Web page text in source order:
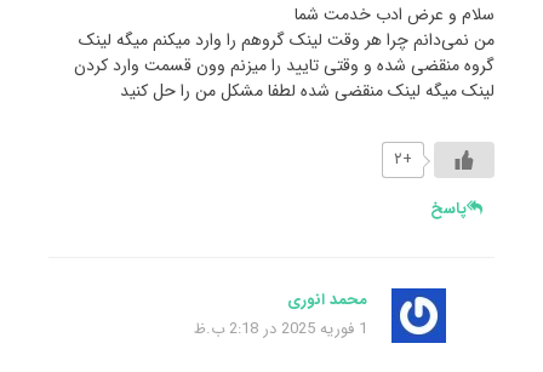
سلام و عرض ادب خدمت شما
من نمی‌دانم چرا هر وقت لینک گروهم را وارد میکنم میگه لینک
گروه منقضی شده و وقتی تایید را میزنم وون قسمت وارد کردن
لینک میگه لینک منقضی شده لطفا مشکل من را حل کنید
+۲
پاسخ
محمد انوری
1 فوریه 2025 در 2:18 ب.ظ